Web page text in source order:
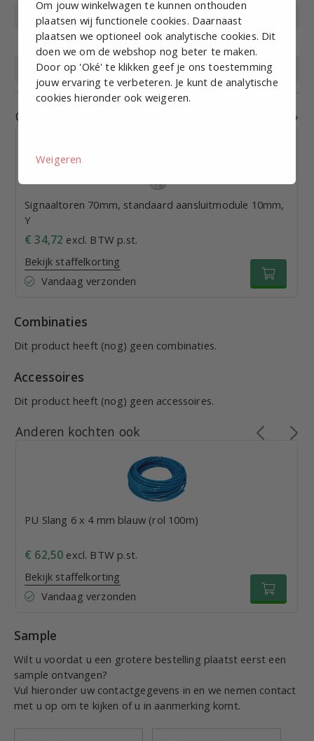
Lichtkleur
Oranje
Voeding
12-24VDC
Beschermingsklasse
IP65
Gerelateerde producten
Signaaltoren 70mm, standaard aansluitmodule 10mm,
Y
€ 34,72 excl. BTW p.st.
Bekijk staffelkorting
Vandaag verzonden
Combinaties
Dit product heeft (nog) geen combinaties.
Accessoires
Dit product heeft (nog) geen accessoires.
Anderen kochten ook
PU Slang 6 x 4 mm blauw (rol 100m)
€ 62,50 excl. BTW p.st.
Bekijk staffelkorting
Vandaag verzonden
Sample
Wilt u voordat u een grotere bestelling plaatst eerst een
sample ontvangen?
Vul hieronder uw contactgegevens in en we nemen contact
met u op om te kijken of u in aanmerking komt.
Om jouw winkelwagen te kunnen onthouden
plaatsen wij functionele cookies. Daarnaast
plaatsen we optioneel ook analytische cookies. Dit
doen we om de webshop nog beter te maken.
Door op 'Oké' te klikken geef je ons toestemming
jouw ervaring te verbeteren. Je kunt de analytische
cookies hieronder ook weigeren.
Weigeren